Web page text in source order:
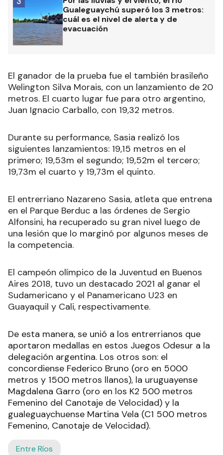
Gualeguaychú superó los 3 metros:
cuál es el nivel de alerta y de
evacuación
El ganador de la prueba fue el también brasileño
Welington Silva Morais, con un lanzamiento de 20
metros. El cuarto lugar fue para otro argentino,
Juan Ignacio Carballo, con 19,32 metros.
Durante su performance, Sasia realizó los
siguientes lanzamientos: 19,15 metros en el
primero; 19,53m el segundo; 19,52m el tercero;
19,73m el cuarto y 19,73m el quinto.
El entrerriano Nazareno Sasia, atleta que entrena
en el Parque Berduc a las órdenes de Sergio
Alfonsini, ha recuperado su gran nivel luego de
una lesión que lo marginó por algunos meses de
la competencia.
El campeón olímpico de la Juventud en Buenos
Aires 2018, tuvo un destacado 2021 al ganar el
Sudamericano y el Panamericano U23 en
Guayaquil y Cali, respectivamente.
De esta manera, se unió a los entrerrianos que
aportaron medallas en estos Juegos Odesur a la
delegación argentina. Los otros son: el
concordiense Federico Bruno (oro en 5000
metros y 1500 metros llanos), la uruguayense
Magdalena Garro (oro en los K2 500 metros
Femenino del Canotaje de Velocidad) y la
gualeguaychuense Martina Vela (C1 500 metros
Femenino, Canotaje de Velocidad).
Entre Ríos